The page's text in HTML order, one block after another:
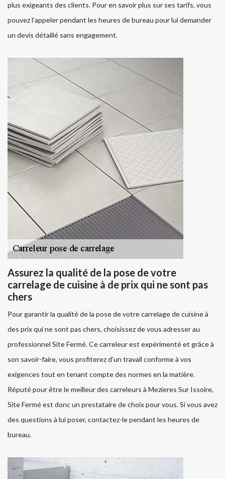
plus exigeants des clients. Pour en savoir plus sur ses tarifs, vous
pouvez l’appeler pendant les heures de bureau pour lui demander
un devis détaillé sans engagement.
Assurez la qualité de la pose de votre
carrelage de cuisine à de prix qui ne sont pas
chers
Pour garantir la qualité de la pose de votre carrelage de cuisine à
des prix qui ne sont pas chers, choisissez de vous adresser au
professionnel Site Fermé. Ce carreleur est expérimenté et grâce à
son savoir-faire, vous profiterez d’un travail conforme à vos
exigences tout en tenant compte des normes en la matière.
Réputé pour être le meilleur des carreleurs à Mezieres Sur Issoire,
Site Fermé est donc un prestataire de choix pour vous. Si vous avez
des questions à lui poser, contactez-le pendant les heures de
bureau.